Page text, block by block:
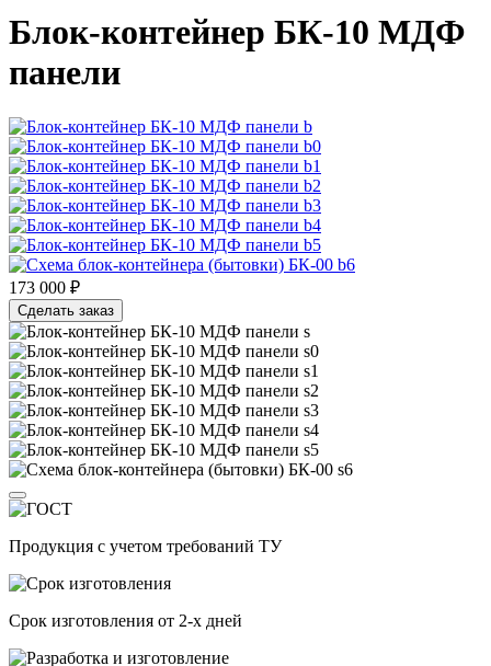
Блок-контейнер БК-10 МДФ
панели
173 000 ₽
Сделать заказ
Продукция с учетом требований ТУ
Срок изготовления от 2-х дней